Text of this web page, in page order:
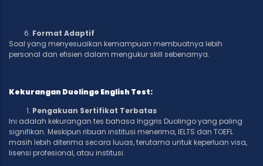
Format Adaptif
Soal yang menyesuaikan kemampuan membuatnya lebih
personal dan efisien dalam mengukur skill sebenarnya.
Kekurangan Duolingo English Test:
Pengakuan Sertifikat Terbatas
Ini adalah kekurangan tes bahasa Inggris Duolingo yang paling
signifikan. Meskipun ribuan institusi menerima, IELTS dan TOEFL
masih lebih diterima secara luuas, terutama untuk keperluan visa,
lisensi profesional, atau institusi.